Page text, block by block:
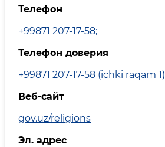
Телефон
+99871 207-17-58;
Телефон доверия
+99871 207-17-58 (ichki raqam 1)
Веб-сайт
gov.uz/religions
Эл. адрес